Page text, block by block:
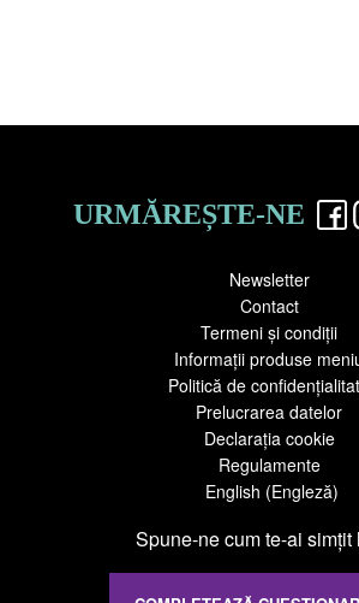
URMĂREȘTE-NE
Newsletter
Contact
Termeni și condiții
Informații produse
Politică de
Prelucrarea datelor
Declarația cookie
Regulamente
English (Engleză)
Spune-ne cum te-ai simţit